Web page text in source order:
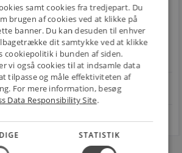
local_shipping
BILLIG
FRAGT
Fra 49,00 kr.
restart_alt
30 DAGES
RETUR
Nem returnering
11,691 anmeldelser
også
samt cookies fra tredjepart. Du
brugen af cookies ved at klikke på
banner. Du kan desuden til enhver
dit samtykke ved at klikke
cookiepolitik i bunden af siden.
vi også cookies til at indsamle data
tilpasse og måle effektiviteten af
For mere information, besøg
Data Responsibility Site.
STATISTIK